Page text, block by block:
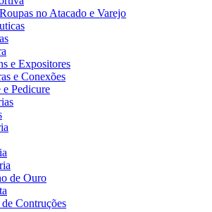
no Atacado e Varejo
e Expositores
e Conexões
Pedicure
de Ouro
Contruções